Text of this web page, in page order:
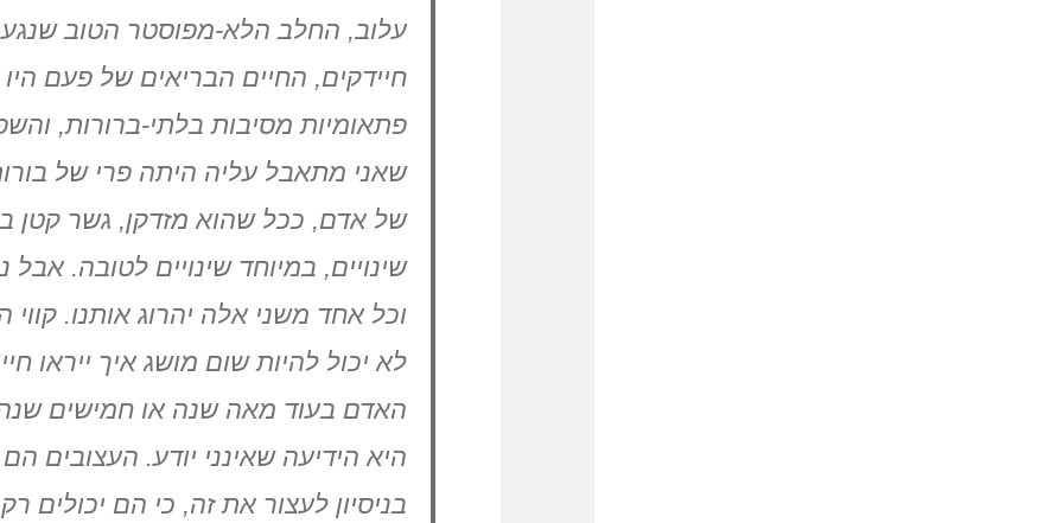
עלוב, החלב הלא-מפוסטר הטוב
חיידקים, החיים הבריאים של פעם
פתאומיות מסיבות בלתי-ברורות,
שאני מתאבל עליה היתה פרי של
של אדם, ככל שהוא מזדקן, גשר קטן
שינויים, במיוחד שינויים לטובה.
וכל אחד משני אלה יהרוג אותנו. קווי
לא יכול להיות שום מושג איך
האדם בעוד מאה שנה או חמישים
היא הידיעה שאינני יודע. העצובים
בניסיון לעצור את זה, כי הם יכולים